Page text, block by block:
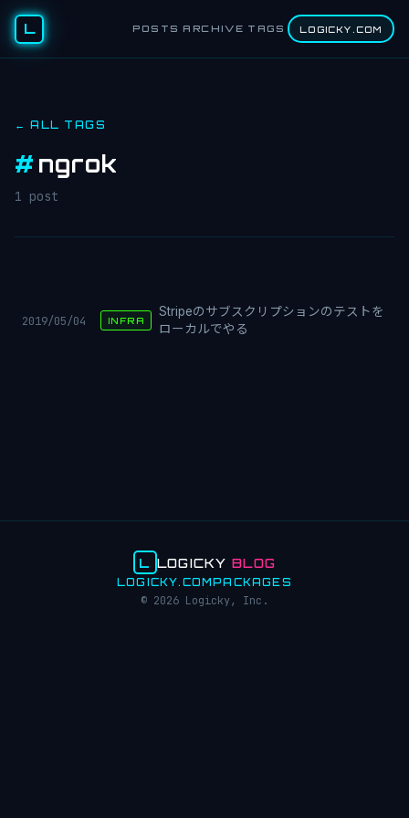
L POSTS ARCHIVE TAGS LOGICKY.COM
← ALL TAGS
# ngrok
1 post
2019/05/04 INFRA
Stripeのサブスクリプションのテストを
ローカルでやる
L LOGICKYBLOG
LOGICKY.COM PACKAGES
© 2026 Logicky, Inc.